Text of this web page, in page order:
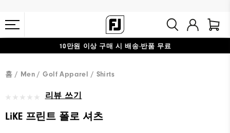
10만원 이상 구매 시 배송·반품 무료
홈 Men Golf Apparel Shirts
리뷰 쓰기
LiKE 프린트 폴로 셔츠